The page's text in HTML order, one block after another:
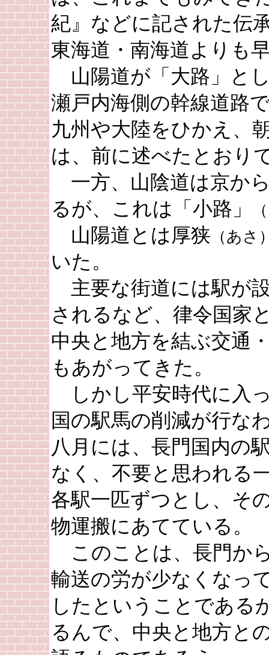
紀』などに記された伝
東海道・南海道よりも
山陽道が「大路」と
瀬戸内海側の幹線道路
九州や大陸をひかえ、
は、前に述べたとおり
一方、山陰道は京か
るが、これは「小路」
山陽道とは厚狭 （あさ
いた。
主要な街道には駅が
されるなど、律令国家
中央と地方を結ぶ交通
もあがってきた。
しかし平安時代に入
国の駅馬の削減が行な
八月には、長門国内の
なく、不要と思われる
各駅一匹ずつとし、そ
物運搬にあてている。
このことは、長門か
輸送の労が少なくなっ
したということである
るんで、中央と地方と